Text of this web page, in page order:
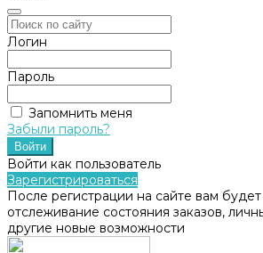
Логин
Пароль
Запомнить меня
Забыли пароль?
Войти как пользователь
Зарегистрироваться
После регистрации на сайте вам
отслеживание состояния заказов,
другие новые возможности